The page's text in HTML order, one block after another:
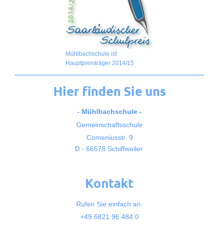
Mühlbachschule ist
Hauptpreisträger 2014/15
Hier finden Sie uns
- Mühlbachschule -
Gemeinschaftsschule
Comeniusstr. 9
D - 66578 Schiffweiler
Kontakt
Rufen Sie einfach an:
+49 6821 96 484 0